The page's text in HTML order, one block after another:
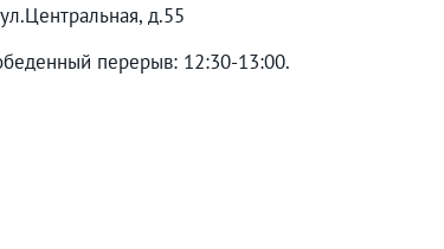
д.55
перерыв: 12:30-13:00.